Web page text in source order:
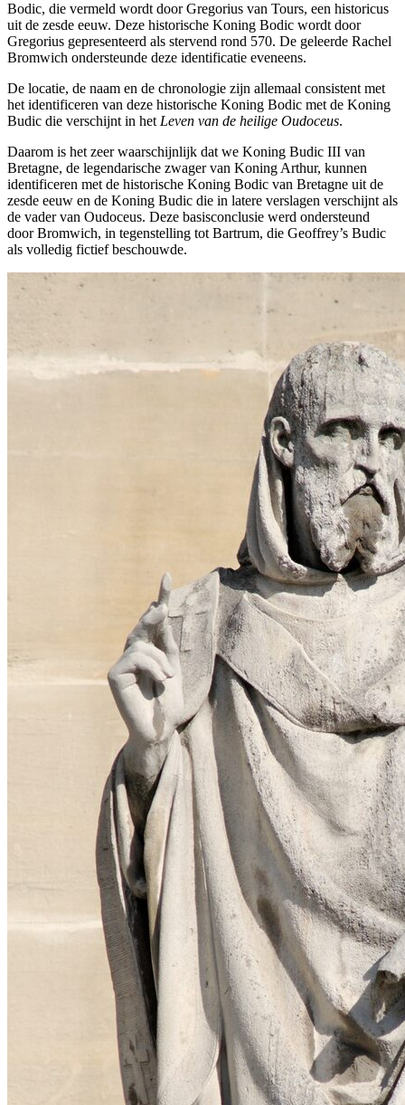
Bodic, die vermeld wordt door Gregorius van Tours, een historicus
uit de zesde eeuw. Deze historische Koning Bodic wordt door
Gregorius gepresenteerd als stervend rond 570. De geleerde Rachel
Bromwich ondersteunde deze identificatie eveneens.
De locatie, de naam en de chronologie zijn allemaal consistent met
het identificeren van deze historische Koning Bodic met de Koning
Budic die verschijnt in het Leven van de heilige Oudoceus.
Daarom is het zeer waarschijnlijk dat we Koning Budic III van
Bretagne, de legendarische zwager van Koning Arthur, kunnen
identificeren met de historische Koning Bodic van Bretagne uit de
zesde eeuw en de Koning Budic die in latere verslagen verschijnt als
de vader van Oudoceus. Deze basisconclusie werd ondersteund
door Bromwich, in tegenstelling tot Bartrum, die Geoffrey’s Budic
als volledig fictief beschouwde.